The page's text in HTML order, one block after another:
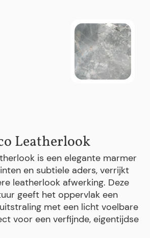
Leatherlook
is een elegante marmer
en subtiele aders, verrijkt
leatherlook afwerking. Deze
geeft het oppervlak een
met een licht voelbare
voor een verfijnde, eigentijdse